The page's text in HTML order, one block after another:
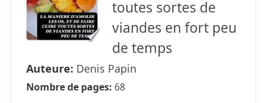
toutes sortes de
viandes en fort peu
de temps
Auteure: Denis Papin
Nombre de pages: 68